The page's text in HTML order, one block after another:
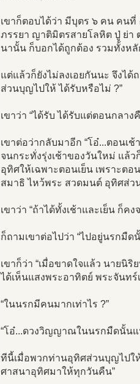
เขาก็ตอบได้ว่า มีบุตร ๖ คน คนที่
ภรรยา ญาติมิตรสายโลหิต ปู่ ย่า
นานั้น ก็บอกได้ถูกต้อง รวมทั้งห
แต่แล้วก็ยังไม่ลงเอยกันนะ จึงไ
ส่วนบุญไปให้ ได้รับหรือไม่ ?”
เขาว่า “ได้รับ ได้รับแต่ตอนกลา
เขาต่อว่ากลับมาอีก “โอ๋...ตอน
จนกระทั่งรุ่งเช้าของวันใหม่ แล้
อุทิศให้เฉพาะตอนเย็น เพราะต
สมาธิ ไหว้พระ สวดมนต์ อุทิศส่ว
เขาว่า “ถ้าได้ทั้งเช้าและเย็น ก็ค
ก็ถามเขาต่อไปว่า “ไปอยู่นรกมืด
เขาก็ว่า “เมื่อขาดใจแล้ว นายนิ
ได้เห็นแสงพระอาทิตย์ พระจันทร์
“ในนรกมีคนมากเท่าไร ?”
“โอ๋...ดวงวิญญาณในนรกมืดนั้น
ทีนี้เมื่อพวกท่านอุทิศส่วนบุญไปใ
ศาสนาอุทิศมาให้ทุกวันคืน”